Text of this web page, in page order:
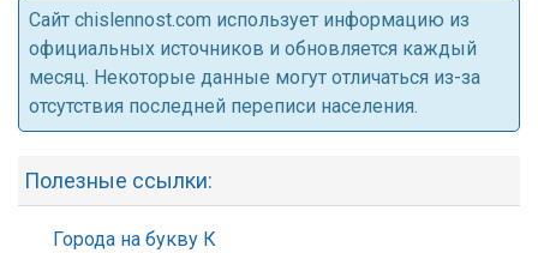
Cайт chislennost.com использует информацию из
официальных источников и обновляется каждый
месяц. Некоторые данные могут отличаться из-за
отсутствия последней переписи населения.
Полезные ссылки:
Города на букву К